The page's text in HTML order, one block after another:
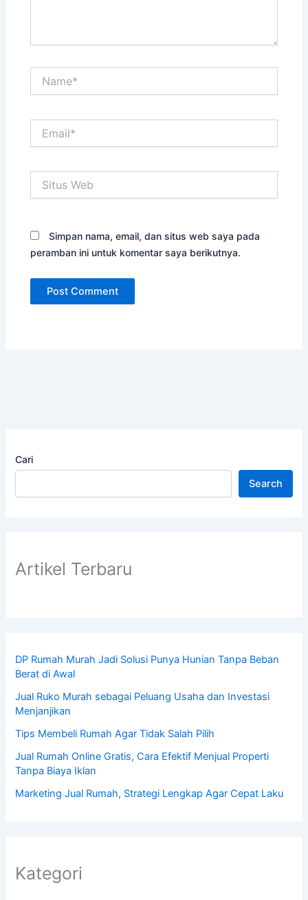
Web
Simpan nama, email, dan situs web saya pada
peramban ini untuk komentar saya berikutnya.
Cari
Search
Artikel Terbaru
DP Rumah Murah Jadi Solusi Punya Hunian Tanpa Beban
Berat di Awal
Jual Ruko Murah sebagai Peluang Usaha dan Investasi
Menjanjikan
Tips Membeli Rumah Agar Tidak Salah Pilih
Jual Rumah Online Gratis, Cara Efektif Menjual Properti
Tanpa Biaya Iklan
Marketing Jual Rumah, Strategi Lengkap Agar Cepat Laku
Kategori